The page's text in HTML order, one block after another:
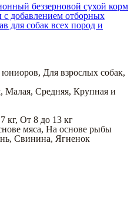
беззерновой сухой корм
с добавлением отборных
для собак всех пород и
юниоров, Для взрослых собак,
, Малая, Средняя, Крупная и
кг, От 8 до 13 кг
мяса, На основе рыбы
, Свинина, Ягненок